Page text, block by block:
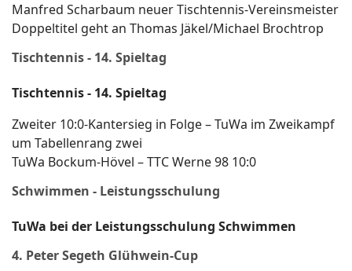
Manfred Scharbaum neuer Tischtennis-Vereinsmeister
Doppeltitel geht an Thomas Jäkel/Michael Brochtrop
Tischtennis - 14. Spieltag
Tischtennis - 14. Spieltag
Zweiter 10:0-Kantersieg in Folge – TuWa im Zweikampf
um Tabellenrang zwei
TuWa Bockum-Hövel – TTC Werne 98 10:0
Schwimmen - Leistungsschulung
TuWa bei der Leistungsschulung Schwimmen
4. Peter Segeth Glühwein-Cup